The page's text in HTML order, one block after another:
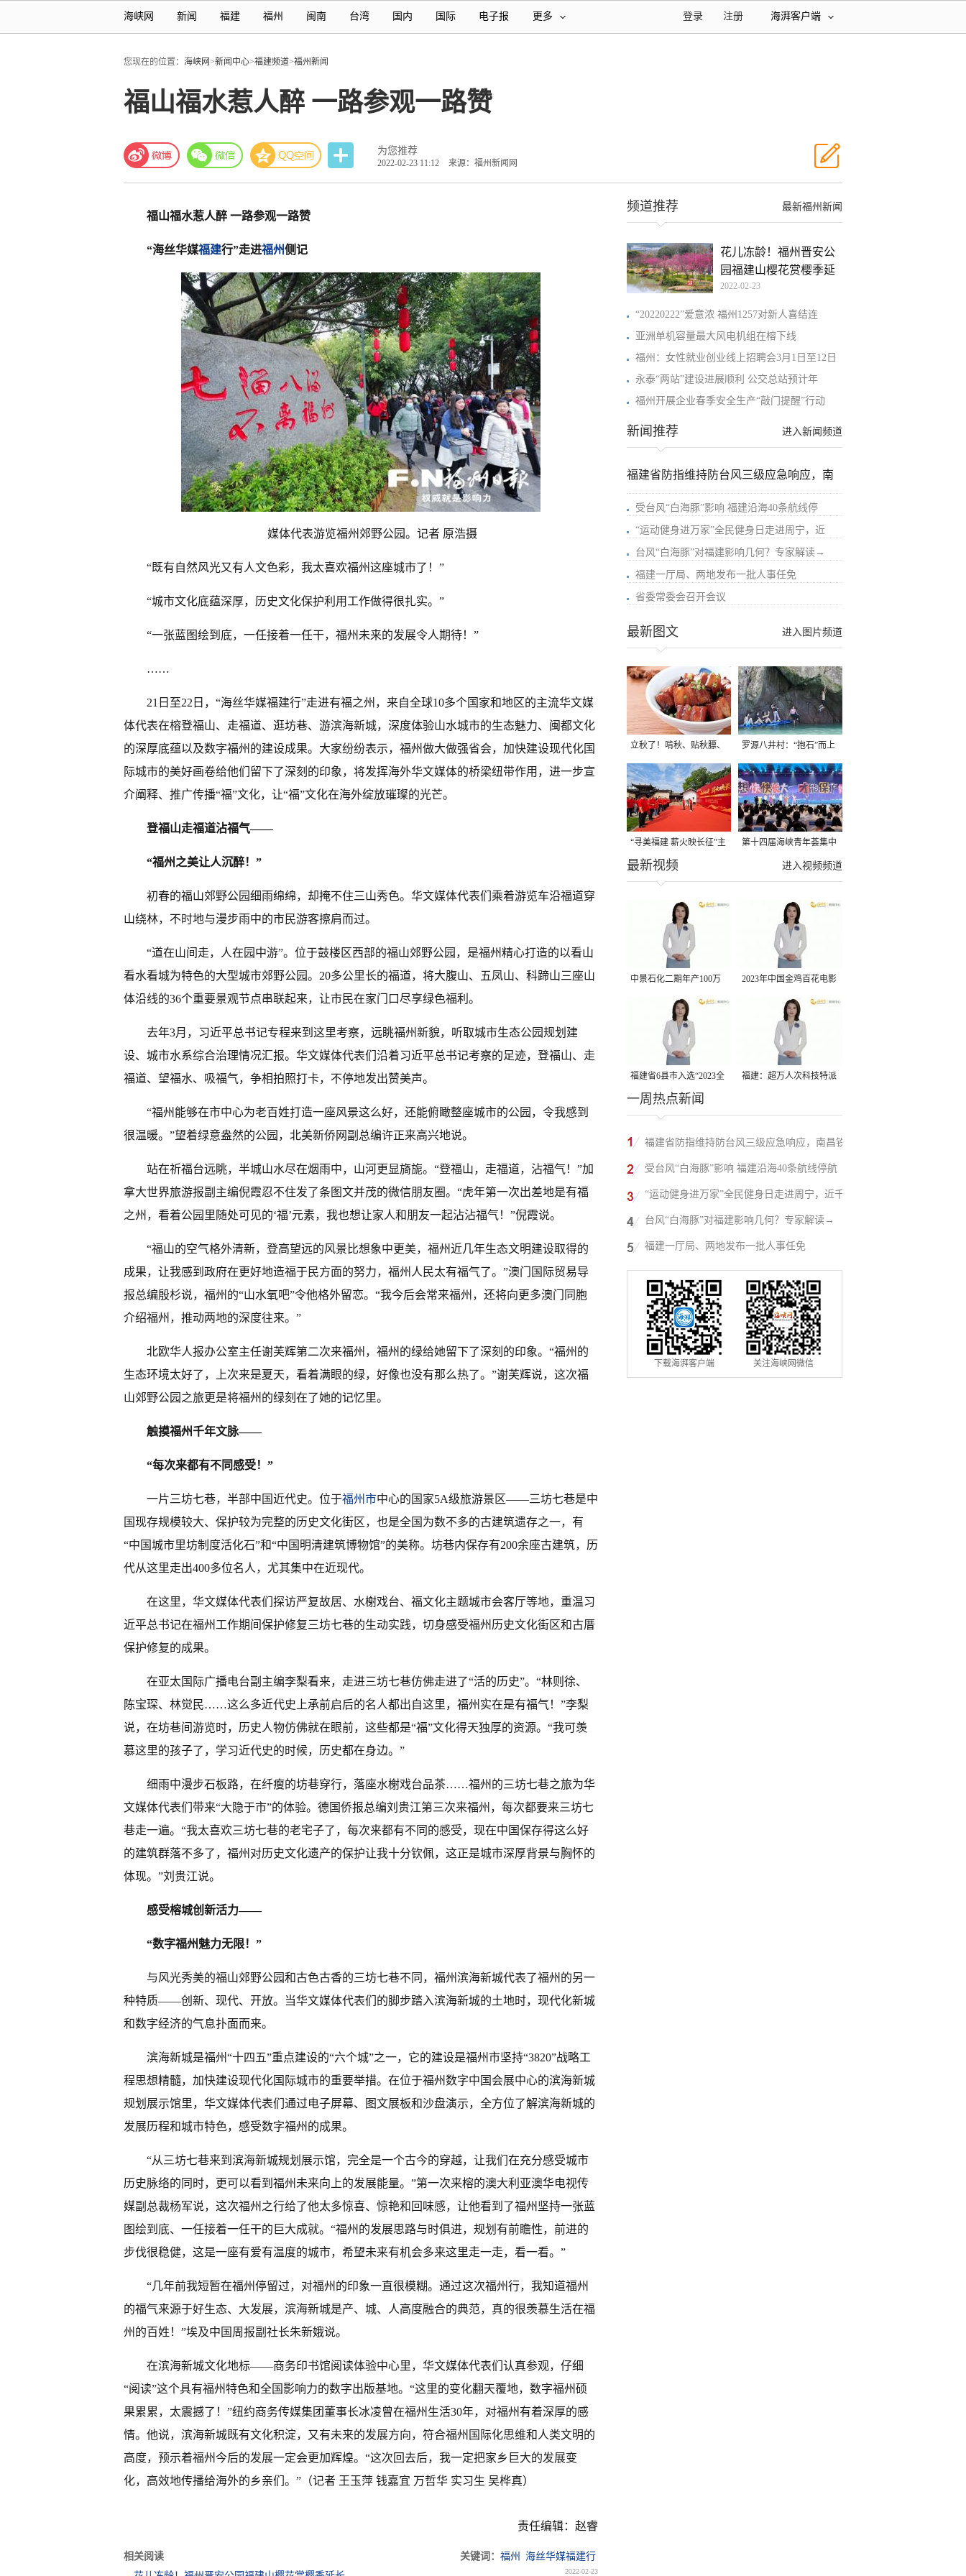
海峡网 新闻 福建 福州 闽南 台湾 国内 国际 电子报 更多 海湃客户端
注册
登录
您现在的位置： 海峡网>新闻中心>福建频道>福州新闻
福山福水惹人醉 一路参观一路赞
为您推荐
2022-02-23 11:12 来源：福州新闻网
福山福水惹人醉 一路参观一路赞
“海丝华媒福建行”走进福州侧记
媒体代表游览福州郊野公园。记者 原浩摄
“既有自然风光又有人文色彩，我太喜欢福州这座城市了！”
“城市文化底蕴深厚，历史文化保护利用工作做得很扎实。”
“一张蓝图绘到底，一任接着一任干，福州未来的发展令人期待！”
……
21日至22日，“海丝华媒福建行”走进有福之州，来自全球10多个国家和地区的主流华文媒
体代表在榕登福山、走福道、逛坊巷、游滨海新城，深度体验山水城市的生态魅力、闽都文化
的深厚底蕴以及数字福州的建设成果。大家纷纷表示，福州做大做强省会，加快建设现代化国
际城市的美好画卷给他们留下了深刻的印象，将发挥海外华文媒体的桥梁纽带作用，进一步宣
介阐释、推广传播“福”文化，让“福”文化在海外绽放璀璨的光芒。
登福山走福道沾福气——
“福州之美让人沉醉！”
初春的福山郊野公园细雨绵绵，却掩不住三山秀色。华文媒体代表们乘着游览车沿福道穿
山绕林，不时地与漫步雨中的市民游客擦肩而过。
“道在山间走，人在园中游”。位于鼓楼区西部的福山郊野公园，是福州精心打造的以看山
看水看城为特色的大型城市郊野公园。20多公里长的福道，将大腹山、五凤山、科蹄山三座山
体沿线的36个重要景观节点串联起来，让市民在家门口尽享绿色福利。
去年3月，习近平总书记专程来到这里考察，远眺福州新貌，听取城市生态公园规划建
设、城市水系综合治理情况汇报。华文媒体代表们沿着习近平总书记考察的足迹，登福山、走
福道、望福水、吸福气，争相拍照打卡，不停地发出赞美声。
“福州能够在市中心为老百姓打造一座风景这么好，还能俯瞰整座城市的公园，令我感到
很温暖。”望着绿意盎然的公园，北美新侨网副总编许正来高兴地说。
站在祈福台远眺，半城山水尽在烟雨中，山河更显旖旎。“登福山，走福道，沾福气！”加
拿大世界旅游报副主编倪霞忍不住发了条图文并茂的微信朋友圈。“虎年第一次出差地是有福
之州，看着公园里随处可见的‘福’元素，我也想让家人和朋友一起沾沾福气！”倪霞说。
“福山的空气格外清新，登高望远的风景比想象中更美，福州近几年生态文明建设取得的
成果，让我感到政府在更好地造福于民方面的努力，福州人民太有福气了。”澳门国际贸易导
报总编殷杉说，福州的“山水氧吧”令他格外留恋。“我今后会常来福州，还将向更多澳门同胞
介绍福州，推动两地的深度往来。”
北欧华人报办公室主任谢芙辉第二次来福州，福州的绿给她留下了深刻的印象。“福州的
生态环境太好了，上次来是夏天，看着满眼的绿，好像也没有那么热了。”谢芙辉说，这次福
山郊野公园之旅更是将福州的绿刻在了她的记忆里。
触摸福州千年文脉——
“每次来都有不同感受！”
一片三坊七巷，半部中国近代史。位于福州市中心的国家5A级旅游景区——三坊七巷是中
国现存规模较大、保护较为完整的历史文化街区，也是全国为数不多的古建筑遗存之一，有
“中国城市里坊制度活化石”和“中国明清建筑博物馆”的美称。坊巷内保存有200余座古建筑，历
代从这里走出400多位名人，尤其集中在近现代。
在这里，华文媒体代表们探访严复故居、水榭戏台、福文化主题城市会客厅等地，重温习
近平总书记在福州工作期间保护修复三坊七巷的生动实践，切身感受福州历史文化街区和古厝
保护修复的成果。
在亚太国际广播电台副主编李梨看来，走进三坊七巷仿佛走进了“活的历史”。“林则徐、
陈宝琛、林觉民……这么多近代史上承前启后的名人都出自这里，福州实在是有福气！”李梨
说，在坊巷间游览时，历史人物仿佛就在眼前，这些都是“福”文化得天独厚的资源。“我可羡
慕这里的孩子了，学习近代史的时候，历史都在身边。”
细雨中漫步石板路，在纤瘦的坊巷穿行，落座水榭戏台品茶……福州的三坊七巷之旅为华
文媒体代表们带来“大隐于市”的体验。德国侨报总编刘贵江第三次来福州，每次都要来三坊七
巷走一遍。“我太喜欢三坊七巷的老宅子了，每次来都有不同的感受，现在中国保存得这么好
的建筑群落不多了，福州对历史文化遗产的保护让我十分钦佩，这正是城市深厚背景与胸怀的
体现。”刘贵江说。
感受榕城创新活力——
“数字福州魅力无限！”
与风光秀美的福山郊野公园和古色古香的三坊七巷不同，福州滨海新城代表了福州的另一
种特质——创新、现代、开放。当华文媒体代表们的脚步踏入滨海新城的土地时，现代化新城
和数字经济的气息扑面而来。
滨海新城是福州“十四五”重点建设的“六个城”之一，它的建设是福州市坚持“3820”战略工
程思想精髓，加快建设现代化国际城市的重要举措。在位于福州数字中国会展中心的滨海新城
规划展示馆里，华文媒体代表们通过电子屏幕、图文展板和沙盘演示，全方位了解滨海新城的
发展历程和城市特色，感受数字福州的成果。
“从三坊七巷来到滨海新城规划展示馆，完全是一个古今的穿越，让我们在充分感受城市
历史脉络的同时，更可以看到福州未来向上的发展能量。”第一次来榕的澳大利亚澳华电视传
媒副总裁杨军说，这次福州之行给了他太多惊喜、惊艳和回味感，让他看到了福州坚持一张蓝
图绘到底、一任接着一任干的巨大成就。“福州的发展思路与时俱进，规划有前瞻性，前进的
步伐很稳健，这是一座有爱有温度的城市，希望未来有机会多来这里走一走，看一看。”
“几年前我短暂在福州停留过，对福州的印象一直很模糊。通过这次福州行，我知道福州
的福气来源于好生态、大发展，滨海新城是产、城、人高度融合的典范，真的很羡慕生活在福
州的百姓！”埃及中国周报副社长朱新娥说。
在滨海新城文化地标——商务印书馆阅读体验中心里，华文媒体代表们认真参观，仔细
“阅读”这个具有福州特色和全国影响力的数字出版基地。“这里的变化翻天覆地，数字福州硕
果累累，太震撼了！”纽约商务传媒集团董事长冰凌曾在福州生活30年，对福州有着深厚的感
情。他说，滨海新城既有文化积淀，又有未来的发展方向，符合福州国际化思维和人类文明的
高度，预示着福州今后的发展一定会更加辉煌。“这次回去后，我一定把家乡巨大的发展变
化，高效地传播给海外的乡亲们。”（记者 王玉萍 钱嘉宜 万哲华 实习生 吴桦真）
责任编辑：赵睿
相关阅读 关键词： 福州
海丝华媒福建行
2022-02-23
最新福州新闻
频道推荐
花儿冻龄！福州晋安公
园福建山樱花赏樱季延
长
2022-02-23
“20220222”爱意浓 福州1257对新人喜结连
亚洲单机容量最大风电机组在榕下线
福州：女性就业创业线上招聘会3月1日至12日
永泰“两站”建设进展顺利 公交总站预计年
福州开展企业春季安全生产“敲门提醒”行动
进入新闻频道
新闻推荐
福建省防指维持防台风三级应急响应，南
受台风“白海豚”影响 福建沿海40条航线停
“运动健身进万家”全民健身日走进周宁，近
台风“白海豚”对福建影响几何？专家解读→
福建一厅局、两地发布一批人事任免
省委常委会召开会议
进入图片频道
最新图文
立秋了！啃秋、贴秋膘、
晒秋，福建人这样过才够
味→
罗源八井村：“抱石”而上
“寻美福建 薪火映长征”主
题活动在龙岩长汀启动
第十四届海峡青年荟集中
阶段活动在福州举行
进入视频频道
最新视频
中景石化二期年产100万
吨丙烷脱氢项目建成中交
2023年中国金鸡百花电影
节有福电影巡展31日启动
福建省6县市入选“2023全
国县域发展潜力百强县”
福建：超万人次科技特派
一周热点新闻
福建省防指维持防台风三级应急响应，南昌铁
路停运部分旅客列车→
受台风“白海豚”影响 福建沿海40条航线停航
“运动健身进万家”全民健身日走进周宁，近千
人徒步云端
台风“白海豚”对福建影响几何？专家解读→
福建一厅局、两地发布一批人事任免
下载海湃客户端 关注海峡网微信